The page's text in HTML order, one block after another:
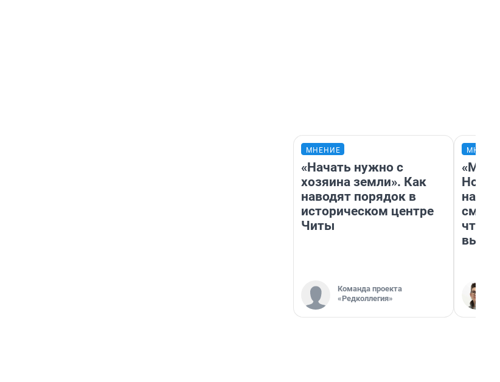
МНЕНИЕ
«Начать нужно с
хозяина земли». Как
наводят порядок в
историческом центре
Читы
Команда проекта
«Редколлегия»
«Мы